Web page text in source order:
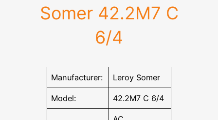
Somer 42.2M7 C
6/4
Manufacturer: Leroy Somer
Model: 42.2M7 C 6/4